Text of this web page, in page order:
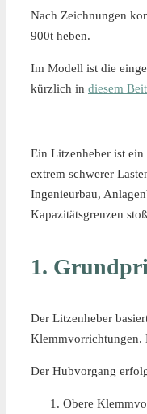
Nach Zeichnungen
900t heben.
Im Modell ist die
kürzlich in diesem
Ein Litzenheber ist
extrem schwerer
Ingenieurbau,
Kapazitätsgrenzen
1.
Der Litzenheber
Klemmvorrichtungen.
Der Hubvorgang
Obere